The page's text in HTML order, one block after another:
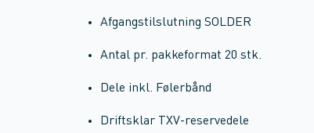
Afgangstilslutning SOLDER
Antal pr. pakkeformat 20 stk.
Dele inkl. Følerbånd
Driftsklar TXV-reservedele